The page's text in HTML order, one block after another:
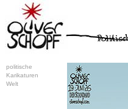
politische
Karikaturen
Welt